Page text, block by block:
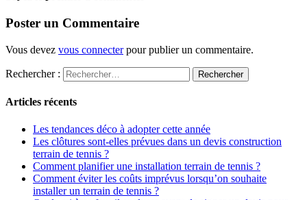
Poster un Commentaire
Vous devez vous connecterpour publier un commentaire.
Rechercher :
Articles récents
Les tendances déco à adopter cette année
Les clôtures sont-elles prévues dans un devis construction
terrain de tennis ?
Comment planifier une installation terrain de tennis ?
Comment éviter les coûts imprévus lorsqu’on souhaite
installer un terrain de tennis ?